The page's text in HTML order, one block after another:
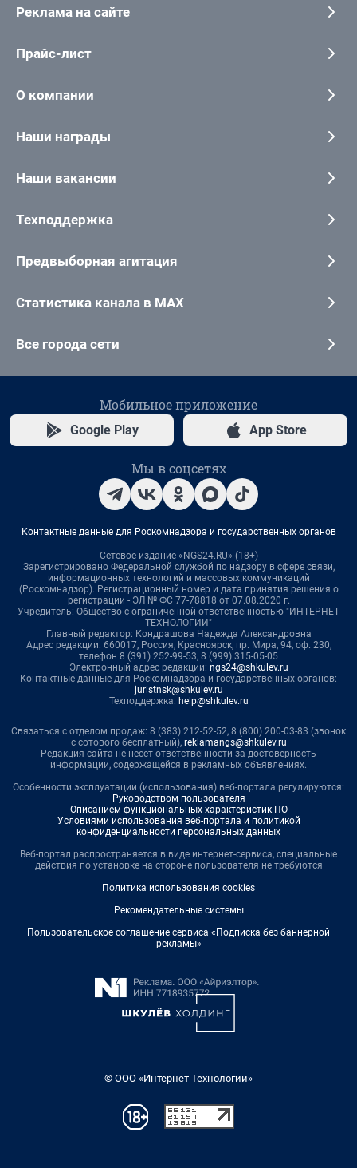
Реклама на сайте
Прайс-лист
О компании
Наши награды
Наши вакансии
Техподдержка
Предвыборная агитация
Статистика канала в MAX
Все города сети
Мобильное приложение
Google Play App Store
Мы в соцсетях
Контактные данные для Роскомнадзора и государственных органов
Сетевое издание «NGS24.RU» (18+)
Зарегистрировано Федеральной службой по надзору в сфере связи,
информационных технологий и массовых коммуникаций
(Роскомнадзор). Регистрационный номер и дата принятия решения о
регистрации - ЭЛ № ФС 77-78818 от 07.08.2020 г.
Учредитель: Общество с ограниченной ответственностью "ИНТЕРНЕТ
ТЕХНОЛОГИИ"
Главный редактор: Кондрашова Надежда Александровна
Адрес редакции: 660017, Россия, Красноярск, пр. Мира, 94, оф. 230,
телефон 8 (391) 252-99-53, 8 (999) 315-05-05
Электронный адрес редакции: ngs24@shkulev.ru
Контактные данные для Роскомнадзора и государственных органов:
juristnsk@shkulev.ru
Техподдержка: help@shkulev.ru
Связаться с отделом продаж: 8 (383) 212-52-52, 8 (800) 200-03-83 (звонок
с сотового бесплатный), reklamangs@shkulev.ru
Редакция сайта не несет ответственности за достоверность
информации, содержащейся в рекламных объявлениях.
Особенности эксплуатации (использования) веб-портала регулируются:
Руководством пользователя
Описанием функциональных характеристик ПО
Условиями использования веб-портала и политикой
конфиденциальности персональных данных
Веб-портал распространяется в виде интернет-сервиса, специальные
действия по установке на стороне пользователя не требуются
Политика использования cookies
Рекомендательные системы
Пользовательское соглашение сервиса «Подписка без баннерной
рекламы»
© ООО «Интернет Технологии»